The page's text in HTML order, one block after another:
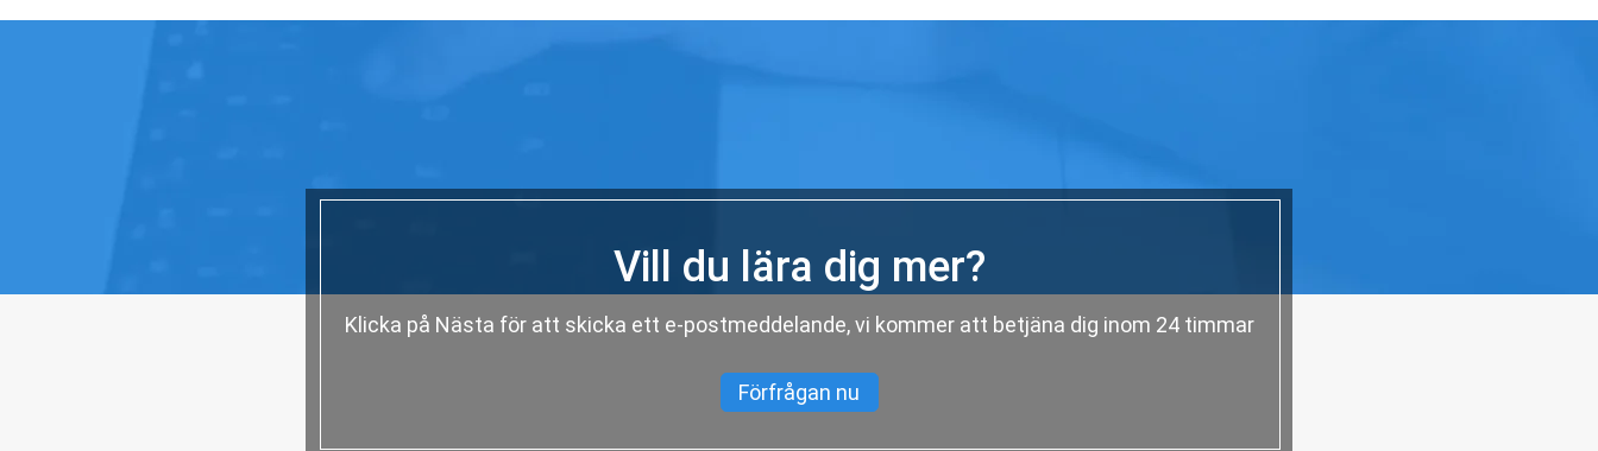
Vill du lära dig mer?
Klicka på Nästa för att skicka ett e-postmeddelande, vi kommer att betjäna dig inom 24 timmar
Förfrågan nu